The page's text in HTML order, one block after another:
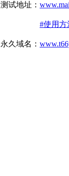
测试地址：
#使用方
永久域名：